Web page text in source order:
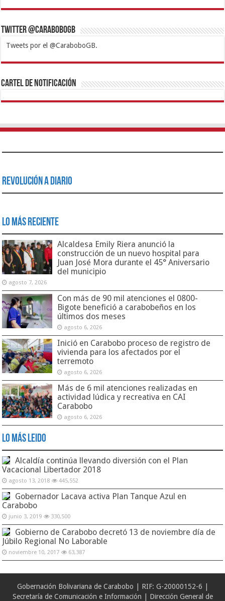
Twitter @CaraboboGB
Tweets por el @CaraboboGB.
1xbetBetturkeyBetistKralbetSupertotobetTipobetMatadorbetMariobet
https://mvbcasino.com/
Cartel de Notificación
Revolución a Diario
Lo Más Reciente
Alcaldesa Emily Riera anunció la
construcción de un nuevo hospital para
Juan José Mora durante el 45° Aniversario
del municipio
agosto 7, 2026
Con más de 90 mil atenciones el 0800-
Bigote benefició a carabobeños en los
últimos dos meses
agosto 6, 2026
Inició en Carabobo proceso de registro de
vivienda para los afectados por el
terremoto
agosto 6, 2026
Más de 6 mil atenciones realizadas en
actividad lúdica y recreativa en CAI
Carabobo
agosto 6, 2026
Lo Más Leido
Alcaldía continúa llevando diversión con el Plan
Vacacional Libertador 2018
agosto 13, 2018 445,552
Gobernador Lacava activa Plan Tanque Azul en
Carabobo
junio 3, 2019 330,500
Gobierno de Carabobo decretó 13 de noviembre día de
Júbilo Regional No Laborable
noviembre 10, 2017 63,387
Gobernación Bolivariana de Carabobo | RIF: G-20000152-6 |
Secretaría de Comunicación e Información | Dirección General de